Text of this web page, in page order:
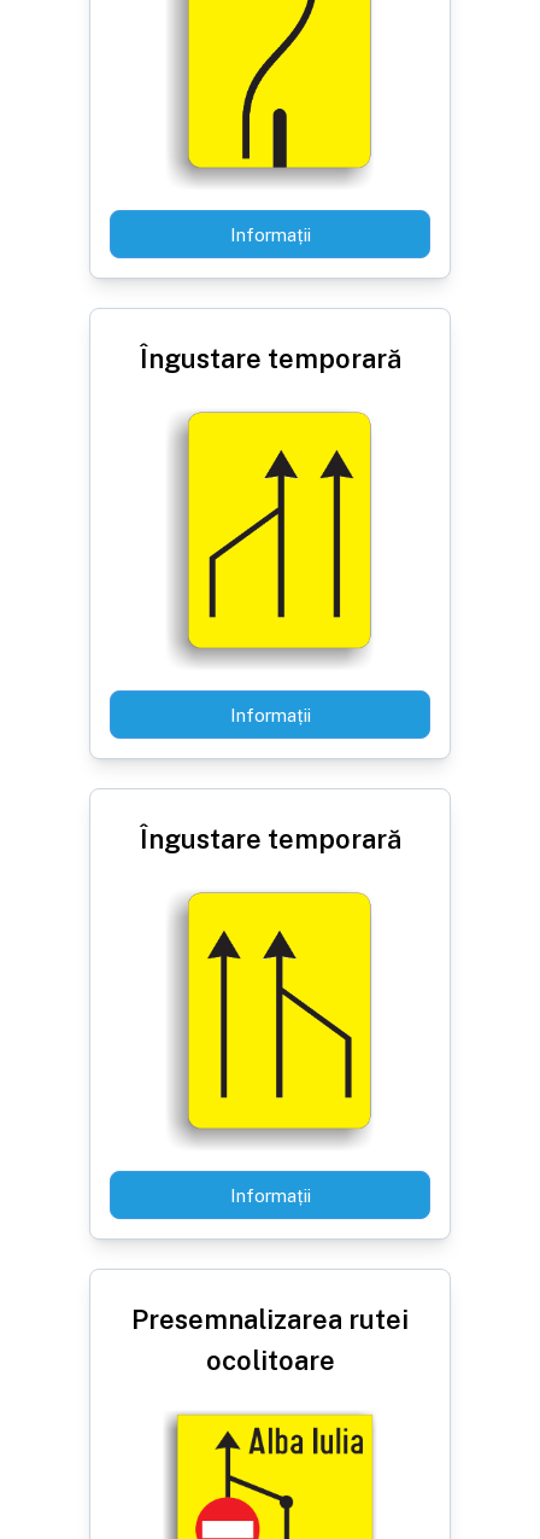
Informații
Îngustare temporară
Informații
Îngustare temporară
Informații
Presemnalizarea rutei
ocolitoare